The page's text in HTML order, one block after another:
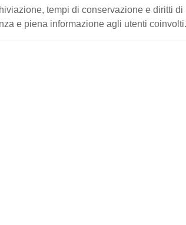
tempi di conservazione e diritti
e piena informazione agli utenti coinvolti.